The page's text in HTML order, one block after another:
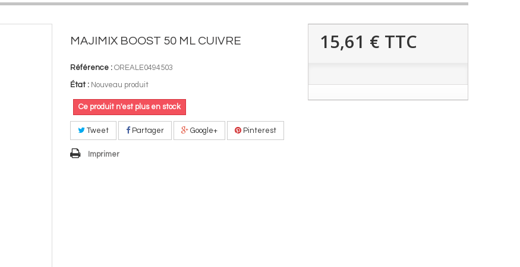
MAJIMIX BOOST 50 ML CUIVRE
Référence : OREALE0494503
État : Nouveau produit
Ce produit n'est plus en stock
Tweet Partager Google+ Pinterest
Imprimer
15,61 € TTC